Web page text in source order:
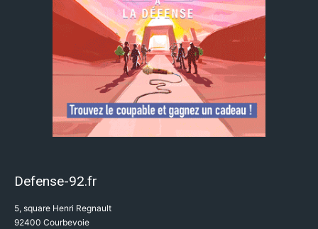
Defense-92.fr
5, square Henri Regnault
92400 Courbevoie